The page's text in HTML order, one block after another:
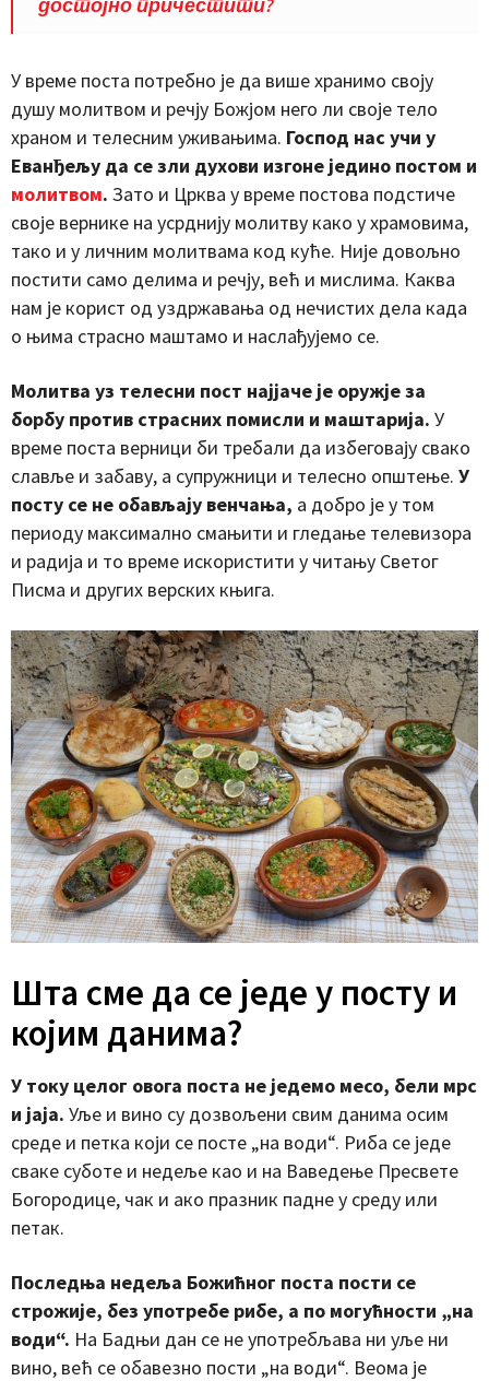
У време поста потребно је да више хранимо своју
душу молитвом и речју Божјом него ли своје тело
храном и телесним уживањима. Господ нас учи у
Еванђељу да се зли духови изгоне једино постом и
молитвом. Зато и Црква у време постова подстиче
своје вернике на усрднију молитву како у храмовима,
тако и у личним молитвама код куће. Није довољно
постити само делима и речју, већ и мислима. Каква
нам је корист од уздржавања од нечистих дела када
о њима страсно маштамо и наслађујемо се.
Молитва уз телесни пост најјаче је оружје за
борбу против страсних помисли и маштарија. У
време поста верници би требали да избеговају свако
славље и забаву, а супружници и телесно општење. У
посту се не обављају венчања, а добро је у том
периоду максимално смањити и гледање телевизора
и радија и то време искористити у читању Светог
Писма и других верских књига.
Шта сме да се једе у посту и
којим данима?
У току целог овога поста не једемо месо, бели мрс
и јаја. Уље и вино су дозвољени свим данима осим
среде и петка који се посте „на води“. Риба се једе
сваке суботе и недеље као и на Ваведење Пресвете
Богородице, чак и ако празник падне у среду или
петак.
Последња недеља Божићног поста пости се
строжије, без употребе рибе, а по могућности „на
води“. На Бадњи дан се не употребљава ни уље ни
вино, већ се обавезно пости „на води“. Веома је